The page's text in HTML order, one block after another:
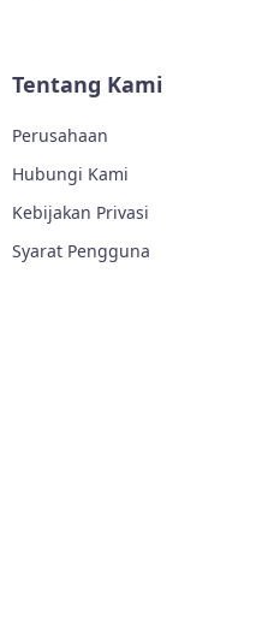
Tentang Kami
Perusahaan
Hubungi Kami
Kebijakan Privasi
Syarat Pengguna